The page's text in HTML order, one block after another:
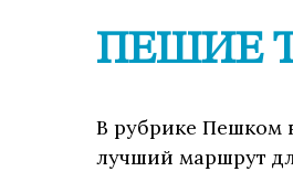
ПЕШИЕ
В рубрике Пешком
лучший маршрут